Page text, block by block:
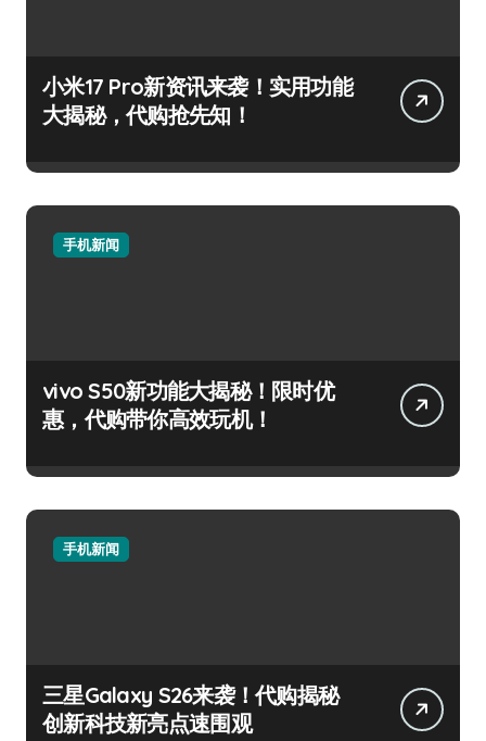
小米17 Pro新资讯来袭！实用功能
大揭秘，代购抢先知！
手机新闻
vivo S50新功能大揭秘！限时优
惠，代购带你高效玩机！
手机新闻
三星Galaxy S26来袭！代购揭秘
创新科技新亮点速围观